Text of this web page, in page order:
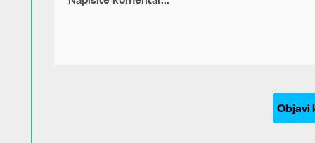
Objavi